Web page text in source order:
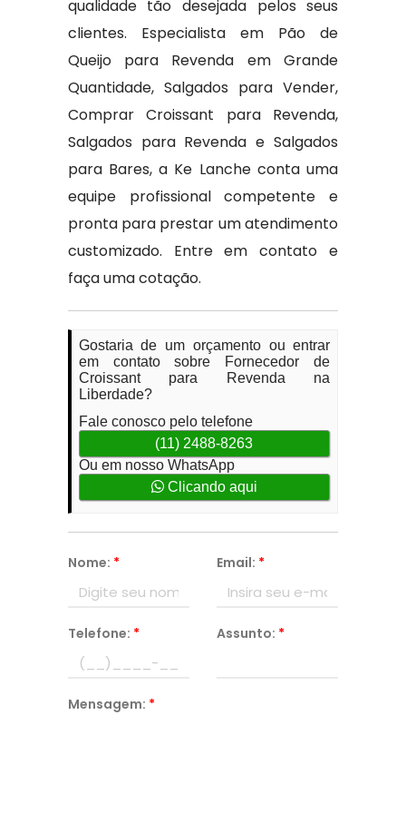
qualidade tão desejada pelos seus
clientes. Especialista em Pão de
Queijo para Revenda em Grande
Quantidade, Salgados para Vender,
Comprar Croissant para Revenda,
Salgados para Revenda e Salgados
para Bares, a Ke Lanche conta uma
equipe profissional competente e
pronta para prestar um atendimento
customizado. Entre em contato e
faça uma cotação.
Gostaria de um orçamento ou entrar
em contato sobre Fornecedor de
Croissant para Revenda na
Liberdade?
Fale conosco pelo telefone
(11) 2488-8263
Ou em nosso WhatsApp
Clicando aqui
Nome: * Email: *
Telefone: * Assunto: *
Mensagem: *